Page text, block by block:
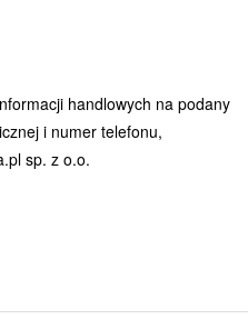
handlowych na podany
i numer telefonu,
sp. z o.o.